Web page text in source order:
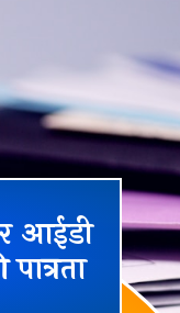
आईडी